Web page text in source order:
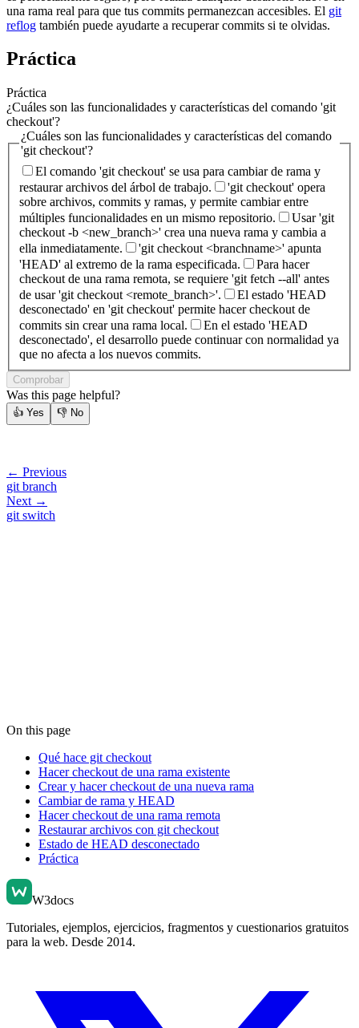
una rama real para que tus commits permanezcan accesibles. El git
reflog también puede ayudarte a recuperar commits si te olvidas.
Práctica
Práctica
¿Cuáles son las funcionalidades y características del comando 'git
checkout'?
¿Cuáles son las funcionalidades y características del comando
'git checkout'?
El comando 'git checkout' se usa para cambiar de rama y
restaurar archivos del árbol de trabajo.
'git checkout' opera
sobre archivos, commits y ramas, y permite cambiar entre
múltiples funcionalidades en un mismo repositorio.
Usar 'git
checkout -b <new_branch>' crea una nueva rama y cambia a
ella inmediatamente.
'git checkout <branchname>' apunta
'HEAD' al extremo de la rama especificada.
Para hacer
checkout de una rama remota, se requiere 'git fetch --all' antes
de usar 'git checkout <remote_branch>'.
El estado 'HEAD
desconectado' en 'git checkout' permite hacer checkout de
commits sin crear una rama local.
En el estado 'HEAD
desconectado', el desarrollo puede continuar con normalidad ya
que no afecta a los nuevos commits.
Comprobar
Was this page helpful?
👍 Yes 👎 No
← Previous
git branch
Next →
git switch
On this page
Qué hace git checkout
Hacer checkout de una rama existente
Crear y hacer checkout de una nueva rama
Cambiar de rama y HEAD
Hacer checkout de una rama remota
Restaurar archivos con git checkout
Estado de HEAD desconectado
Práctica
W3docs
Tutoriales, ejemplos, ejercicios, fragmentos y cuestionarios gratuitos
para la web. Desde 2014.